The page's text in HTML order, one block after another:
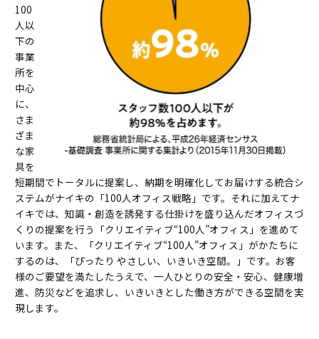
100
人以
下の
事業
所を
中心
に、
さま
ざま
な家
具を
短期間でトータルに提案し、納期を明確化してお届けする統合シ
ステムがナイキの「100人オフィス戦略」です。それに加えてナ
イキでは、知識・創造を誘発する仕掛けを盛り込んだオフィスづ
くりの提案を行う「クリエイティブ“100人”オフィス」を進めて
います。また、「クリエイティブ“100人”オフィス」がかたちに
するのは、「ぴったり やさしい、いきいき空間。」です。お客
様のご要望を満たしたうえで、一人ひとりの安全・安心、健康増
進、防災などを追求し、いきいきとした働き方ができる空間を実
現します。